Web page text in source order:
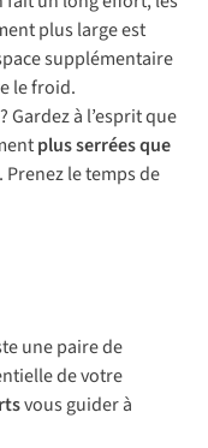
plus large est
supplémentaire
le froid.
à l’esprit que
plus serrées que
. Prenez le temps de
une paire de
de votre
vous guider à